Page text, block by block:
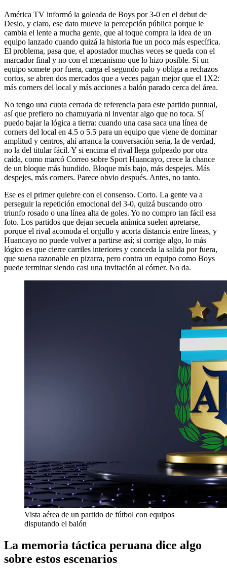
América TV informó la goleada de Boys por 3-0 en el debut de
Desio, y claro, ese dato mueve la percepción pública porque le
cambia el lente a mucha gente, que al toque compra la idea de un
equipo lanzado cuando quizá la historia fue un poco más específica.
El problema, pasa que, el apostador muchas veces se queda con el
marcador final y no con el mecanismo que lo hizo posible. Si un
equipo somete por fuera, carga el segundo palo y obliga a rechazos
cortos, se abren dos mercados que a veces pagan mejor que el 1X2:
más corners del local y más acciones a balón parado cerca del área.
No tengo una cuota cerrada de referencia para este partido puntual,
así que prefiero no chamuyarla ni inventar algo que no toca. Sí
puedo bajar la lógica a tierra: cuando una casa saca una línea de
corners del local en 4.5 o 5.5 para un equipo que viene de dominar
amplitud y centros, ahí arranca la conversación seria, la de verdad,
no la del titular fácil. Y si encima el rival llega golpeado por otra
caída, como marcó Correo sobre Sport Huancayo, crece la chance
de un bloque más hundido. Bloque más bajo, más despejes. Más
despejes, más corners. Parece obvio después. Antes, no tanto.
Ese es el primer quiebre con el consenso. Corto. La gente va a
perseguir la repetición emocional del 3-0, quizá buscando otro
triunfo rosado o una línea alta de goles. Yo no compro tan fácil esa
foto. Los partidos que dejan secuela anímica suelen apretarse,
porque el rival acomoda el orgullo y acorta distancia entre líneas, y
Huancayo no puede volver a partirse así; si corrige algo, lo más
lógico es que cierre carriles interiores y conceda la salida por fuera,
que suena razonable en pizarra, pero contra un equipo como Boys
puede terminar siendo casi una invitación al córner. No da.
Vista aérea de un partido de fútbol con equipos
disputando el balón
La memoria táctica peruana dice algo
sobre estos escenarios